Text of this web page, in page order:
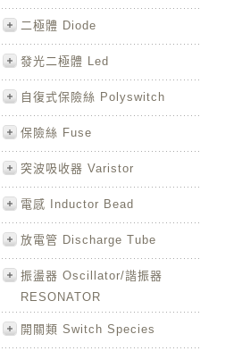
二極體 Diode
發光二極體 Led
自復式保險絲 Polyswitch
保險絲 Fuse
突波吸收器 Varistor
電感 Inductor Bead
放電管 Discharge Tube
振盪器 Oscillator/諧振器
RESONATOR
開關類 Switch Species